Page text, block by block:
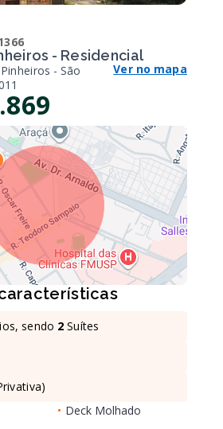
- Residencial
- São
Ver no mapa
sendo 2 Suítes
)
• Deck Molhado